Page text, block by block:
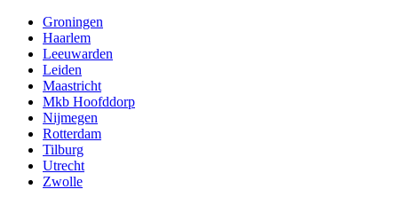
Groningen
Haarlem
Leeuwarden
Leiden
Maastricht
Mkb Hoofddorp
Nijmegen
Rotterdam
Tilburg
Utrecht
Zwolle